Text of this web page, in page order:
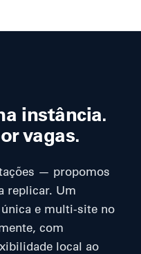
instância.
vagas.
— propomos
replicar. Um
e multi-site no
com
local ao